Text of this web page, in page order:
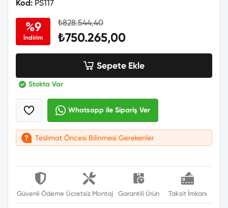
Kod: PS117
%9
İndirim
₺828.544,40
₺750.265,00
Sepete Ekle
Stokta Var
Whatsapp ile Sipariş Ver
Teslimat Öncesi Bilinmesi Gerekenler
Güvenli Ödeme Ücretsiz Montaj Garantili Ürün Taksit İmkanı